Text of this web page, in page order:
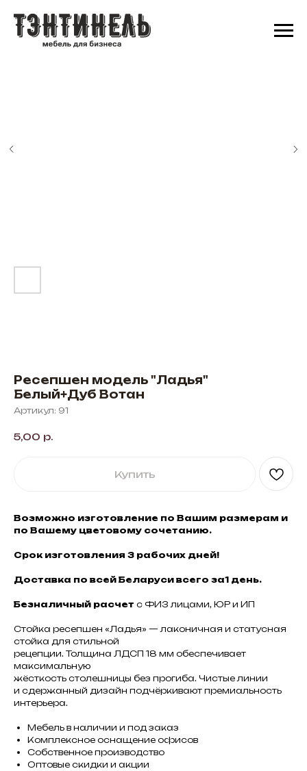
Ресепшен модель "Ладья"
Белый+Дуб Вотан
Артикул: 91
5,00 р.
Купить
Возможно изготовление по Вашим размерам и
по Вашему цветовому сочетанию.
Срок изготовления 3 рабочих дней!
Доставка по всей Беларуси всего за1 день.
Безналичный расчет с ФИЗ лицами, ЮР и ИП
Стойка ресепшен «Ладья» — лаконичная и статусная
стойка для стильной
рецепции. Толщина ЛДСП 18 мм обеспечивает
максимальную
жёсткость столешницы без прогиба. Чистые линии
и сдержанный дизайн подчёркивают премиальность
интерьера.
Мебель в наличии и под заказ
Комплексное оснащение офисов
Собственное производство
Оптовые скидки и акции